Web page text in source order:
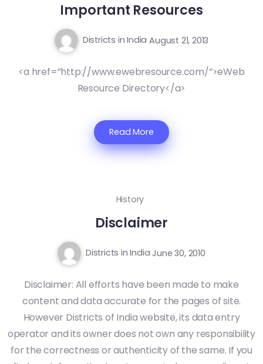
Important Resources
Districts in India August 21, 2013
<a href=”http://www.ewebresource.com/”>eWeb
Resource Directory</a>
Read More
History
Disclaimer
Districts in India June 30, 2010
Disclaimer: All efforts have been made to make
content and data accurate for the pages of site.
However Districts of India website, its data entry
operator and its owner does not own any responsibility
for the correctness or authenticity of the same. If you